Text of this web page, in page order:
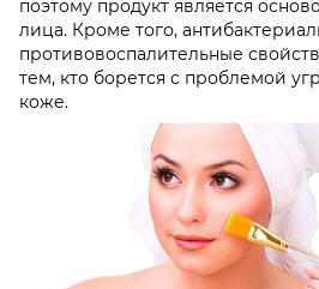
поэтому продукт является
лица. Кроме того,
противовоспалительные
тем, кто борется с проблемой
коже.